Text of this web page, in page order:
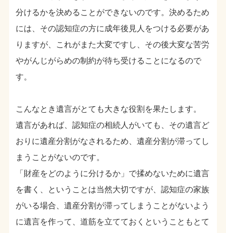
分けるかを決めることができないのです。決めるため
には、その認知症の方に成年後見人をつける必要があ
りますが、これがまた大変ですし、その後大変な苦労
やがんじがらめの制約が待ち受けることになるので
す。
こんなとき遺言がとても大きな役割を果たします。
遺言があれば、認知症の相続人がいても、その遺言ど
おりに遺産分割がなされるため、遺産分割が滞ってし
まうことがないのです。
「財産をどのように分けるか」で揉めないために遺言
を書く、ということは当然大切ですが、認知症の家族
がいる場合、遺産分割が滞ってしまうことがないよう
に遺言を作って、道筋を立てておくということもとて